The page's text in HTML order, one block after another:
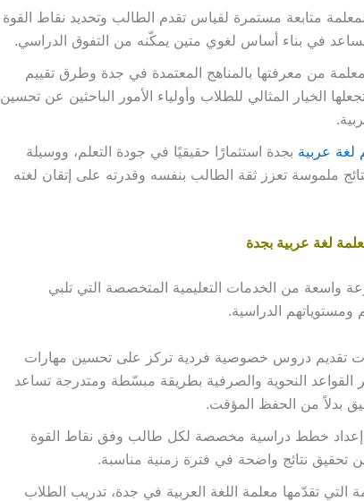
متابعة مستمرة لقياس تقدم الطالب وتحديد نقاط القوة
في بناء أساس لغوي متين يمكّنه من التفوق الدراسي.
من معرفتها بالمناهج المعتمدة في جدة وطرق تقييم
الخيار المثالي للطلاب وأولياء الأمور الباحثين عن تحسين
لغة عربية بجدة استثمارًا حقيقيًا في جودة التعلم، ووسيلة
ملموسة تعزز ثقة الطالب بنفسه وقدرته على إتقان لغته
لغة عربية بجدة
واسعة من الخدمات التعليمية المتخصصة التي تلبي
الدراسية.
تقديم دروس خصوصية فردية تركز على تحسين مهارات
القواعد النحوية والصرفية بطريقة مبسّطة ومتدرجة تساعد
بدلاً من الحفظ المؤقت.
إعداد خطط دراسية مخصصة لكل طالب وفق نقاط القوة
تحقيق نتائج واضحة في فترة زمنية مناسبة.
التي تقدّمها معلمة اللغة العربية في جدة، تدريب الطلاب